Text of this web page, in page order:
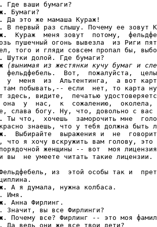
Где ваши бумаги?
Бумаги?
Да это же мамаша Кураж!
В первый раз слышу. Почему ее зовут
Кураж  меня зовут  потому,
пушечный огонь вывезла  из Риги
того и гляди совсем пропал бы,
Шутки долой. Где бумаги?
(вынимая из жестянки кучу бумаг и
фельдфебель.  Вот,  пожалуйста,
у  меня  из  Альтентинга,  а вот
там побывать,-- если  нет, то карта
здесь, видите,  печатью
она  у  нас,  к  сожалению,  околела,
слава богу. Ну, что, довольно с вас
Ты что,  хочешь  заморочить мне
знаешь, что у тебя должна быть
.  Выбирайте  выражения и  не
что я хочу вскружить вам голову,
женщины -- вот  моя
вы  не умеете читать такие
из  этой особы так и
А я думала, нужна колбаса.
. Имя.
. Анна Фирлинг.
. Значит, вы все Фирлинги?
. Почему все? Фирлинг -- это моя
. Да ведь они же все твои дети?